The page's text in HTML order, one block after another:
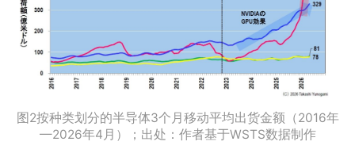
图2按种类划分的半导体3个月移动平均出货金额（2016年
—2026年4月）；出处：作者基于WSTS数据制作